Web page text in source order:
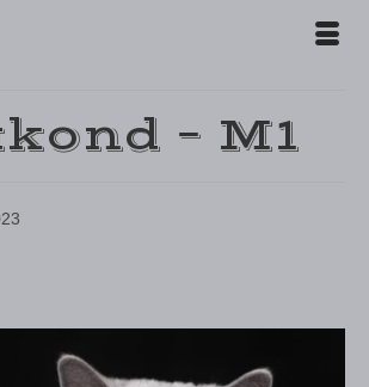
– M1